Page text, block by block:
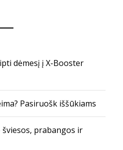
dėmesį į X-Booster
Pasiruošk iššūkiams
prabangos ir